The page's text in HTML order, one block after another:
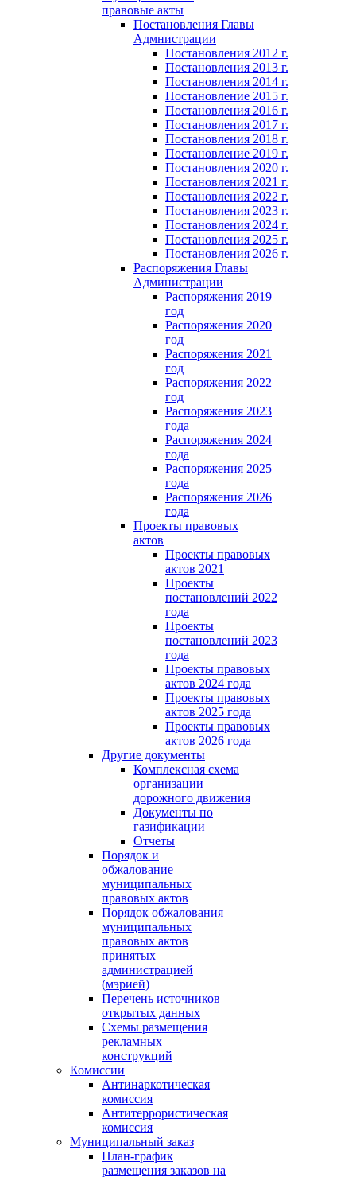
правовые акты
Постановления Главы
Адмнистрации
Постановления 2012 г.
Постановления 2013 г.
Постановления 2014 г.
Постановление 2015 г.
Постановления 2016 г.
Постановления 2017 г.
Постановления 2018 г.
Постановление 2019 г.
Постановления 2020 г.
Постановления 2021 г.
Постановления 2022 г.
Постановления 2023 г.
Постановления 2024 г.
Постановления 2025 г.
Постановления 2026 г.
Распоряжения Главы
Администрации
Распоряжения 2019
год
Распоряжения 2020
год
Распоряжения 2021
год
Распоряжения 2022
год
Распоряжения 2023
года
Распоряжения 2024
года
Распоряжения 2025
года
Распоряжения 2026
года
Проекты правовых
актов
Проекты правовых
актов 2021
Проекты
постановлений 2022
года
Проекты
постановлений 2023
года
Проекты правовых
актов 2024 года
Проекты правовых
актов 2025 года
Проекты правовых
актов 2026 года
Другие документы
Комплексная схема
организации
дорожного движения
Документы по
газификации
Отчеты
Порядок и
обжалование
муниципальных
правовых актов
Порядок обжалования
муниципальных
правовых актов
принятых
администрацией
(мэрией)
Перечень источников
открытых данных
Схемы размещения
рекламных
конструкций
Комиссии
Антинаркотическая
комиссия
Антитеррористическая
комиссия
Муниципальный заказ
План-график
размещения заказов на